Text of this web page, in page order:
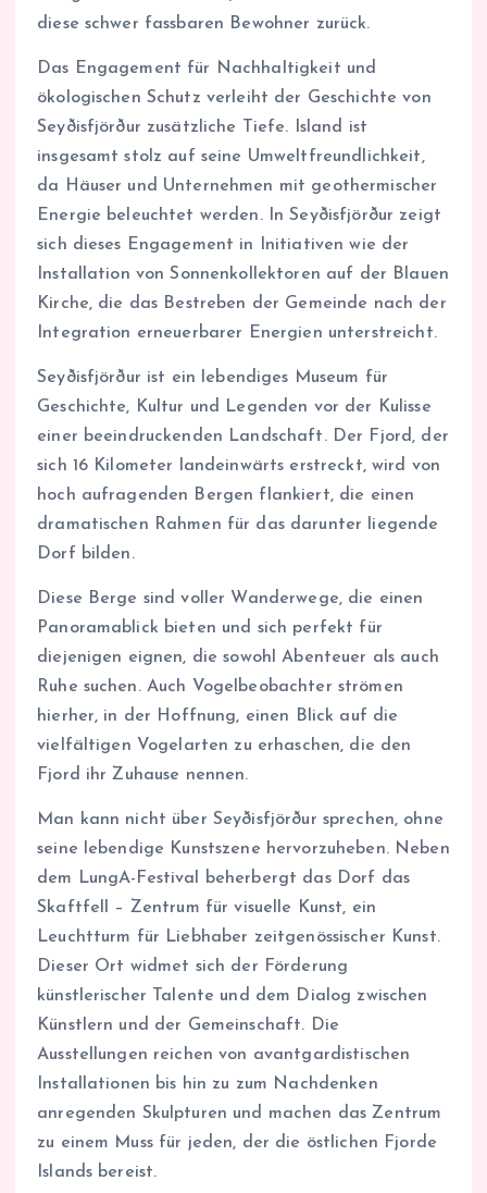
diese schwer fassbaren Bewohner zurück.
Das Engagement für Nachhaltigkeit und
ökologischen Schutz verleiht der Geschichte von
Seyðisfjörður zusätzliche Tiefe. Island ist
insgesamt stolz auf seine Umweltfreundlichkeit,
da Häuser und Unternehmen mit geothermischer
Energie beleuchtet werden. In Seyðisfjörður zeigt
sich dieses Engagement in Initiativen wie der
Installation von Sonnenkollektoren auf der Blauen
Kirche, die das Bestreben der Gemeinde nach der
Integration erneuerbarer Energien unterstreicht.
Seyðisfjörður ist ein lebendiges Museum für
Geschichte, Kultur und Legenden vor der Kulisse
einer beeindruckenden Landschaft. Der Fjord, der
sich 16 Kilometer landeinwärts erstreckt, wird von
hoch aufragenden Bergen flankiert, die einen
dramatischen Rahmen für das darunter liegende
Dorf bilden.
Diese Berge sind voller Wanderwege, die einen
Panoramablick bieten und sich perfekt für
diejenigen eignen, die sowohl Abenteuer als auch
Ruhe suchen. Auch Vogelbeobachter strömen
hierher, in der Hoffnung, einen Blick auf die
vielfältigen Vogelarten zu erhaschen, die den
Fjord ihr Zuhause nennen.
Man kann nicht über Seyðisfjörður sprechen, ohne
seine lebendige Kunstszene hervorzuheben. Neben
dem LungA-Festival beherbergt das Dorf das
Skaftfell – Zentrum für visuelle Kunst, ein
Leuchtturm für Liebhaber zeitgenössischer Kunst.
Dieser Ort widmet sich der Förderung
künstlerischer Talente und dem Dialog zwischen
Künstlern und der Gemeinschaft. Die
Ausstellungen reichen von avantgardistischen
Installationen bis hin zu zum Nachdenken
anregenden Skulpturen und machen das Zentrum
zu einem Muss für jeden, der die östlichen Fjorde
Islands bereist.